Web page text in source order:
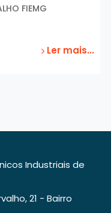
FIEMG
Ler mais...
Industriais de
21 - Bairro